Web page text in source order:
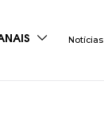
Notícias